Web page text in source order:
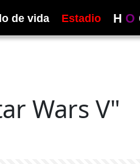
de vida Estadio H O
Wars V"